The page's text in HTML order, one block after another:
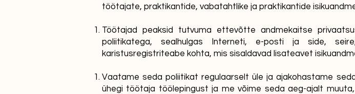
töötajate, praktikantide, vabatahtlike ja praktikantide
Töötajad peaksid tutvuma ettevõtte andmekaitse
poliitikatega, sealhulgas Interneti, e-posti ja side,
karistusregistriteabe kohta, mis sisaldavad lisateavet
Vaatame seda poliitikat regulaarselt üle ja ajakohastame
ühegi töötaja töölepingust ja me võime seda aeg-ajalt